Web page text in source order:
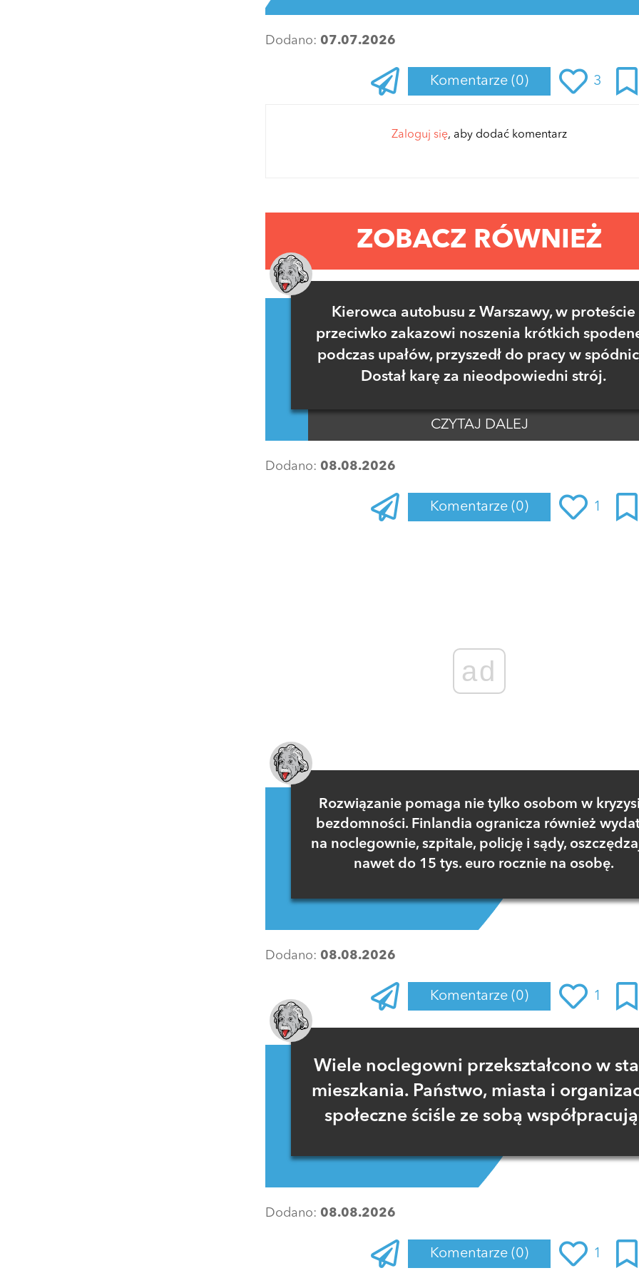
Dodano: 07.07.2026
Komentarze (0) 3
Zaloguj się, aby dodać komentarz
ZOBACZ RÓWNIEŻ
Kierowca autobusu z Warszawy, w proteście
przeciwko zakazowi noszenia krótkich
podczas upałów, przyszedł do pracy w
Dostał karę za nieodpowiedni strój.
CZYTAJ DALEJ
Dodano: 08.08.2026
Komentarze (0) 1
ad
Rozwiązanie pomaga nie tylko osobom w
bezdomności. Finlandia ogranicza również
na noclegownie, szpitale, policję i sądy,
nawet do 15 tys. euro rocznie na osobę.
Dodano: 08.08.2026
Komentarze (0) 1
Wiele noclegowni przekształcono w
mieszkania. Państwo, miasta i
społeczne ściśle ze sobą
Dodano: 08.08.2026
Komentarze (0) 1